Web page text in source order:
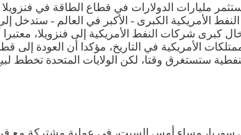
مليارات الدولارات في قطاع الطاقة في
الأمريكية الكبرى - الأكبر في العالم - ستدخل
إدخال كبرى شركات النفط الأمريكية إلى
الأمريكية في التاريخ، مؤكدا أن العودة
النفطية ستستغرق وقتا، لكن الولايات المتحدة